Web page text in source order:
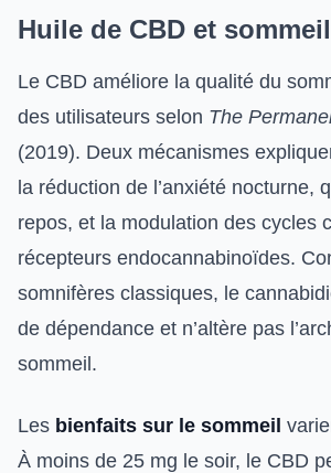
Huile de CBD et sommeil
Le CBD améliore la qualité du
des utilisateurs selon The
(2019). Deux mécanismes
la réduction de l’anxiété nocturne,
repos, et la modulation des cycles
récepteurs endocannabinoïdes.
somnifères classiques, le
de dépendance et n’altère pas
sommeil.
Les bienfaits sur le sommeil
À moins de 25 mg le soir, le CBD